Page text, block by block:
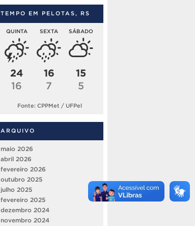
TEMPO EM PELOTAS, RS
QUINTA
24
16
SEXTA
16
7
SÁBADO
15
5
Fonte: CPPMet / UFPel
ARQUIVO
maio 2026
abril 2026
fevereiro 2026
outubro 2025
julho 2025
fevereiro 2025
dezembro 2024
novembro 2024